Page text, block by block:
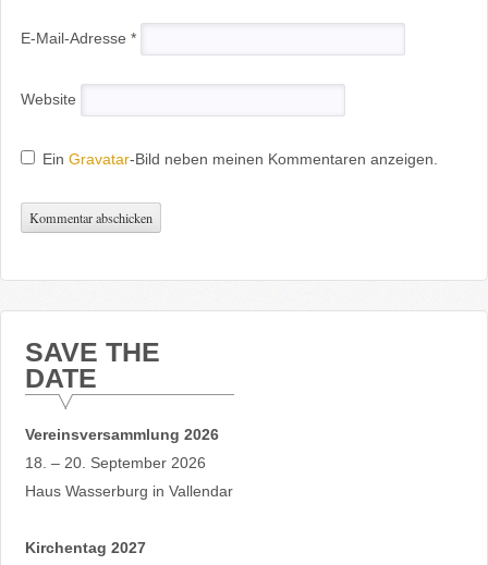
E-Mail-Adresse *
Website
Ein Gravatar-Bild neben meinen Kommentaren anzeigen.
SAVE THE
DATE
Vereinsversammlung 2026
18. – 20. September 2026
Haus Wasserburg in Vallendar
Kirchentag 2027